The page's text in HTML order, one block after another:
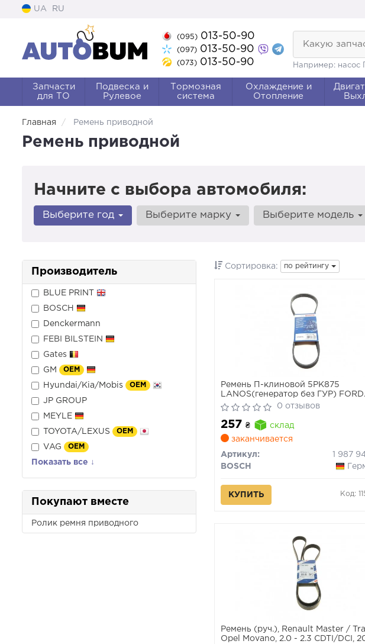
UA RU
(095)013-50-90
(097)013-50-90
(073)013-50-90
Какую
Например: насос
Запчасти
для ТО
Подвеска и
Рулевое
Тормозная
система
Охлаждение и
Отопление
Главная Ремень приводной
Ремень приводной
Начните с выбора автомобиля:
Выберите год Выберите марку Выберите модель
Производитель
BLUE PRINT
BOSCH
Denckermann
FEBI BILSTEIN
Gates
GM OEM
Hyundai/Kia/Mobis OEM
JP GROUP
MEYLE
TOYOTA/LEXUS OEM
VAG OEM
Показать все ↓
Покупают вместе
Ролик ремня приводного
Сортировка: по рейтингу
Ремень П-клиновой 5PK875
LANOS(генератор без ГУР) FORD
Mondeo 1,8TD RENAULT 1,2/1,7
1,6-2,7 SUBARU Impreza, Forester
0 отзывов
257 ₴
склад
заканчивается
Артикул:
1 987
BOSCH
КУПИТЬ Код:
Ремень (руч.), Renault Master /
Opel Movano, 2.0 - 2.3 CDTI/DCI,